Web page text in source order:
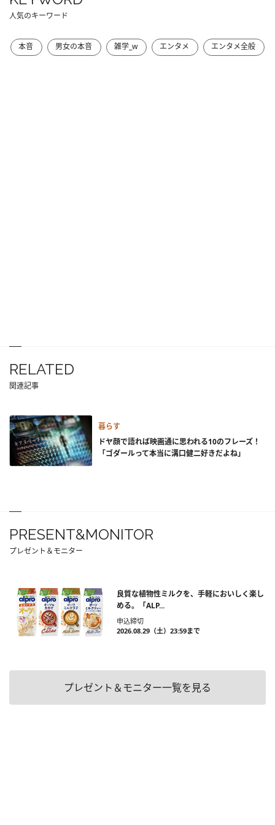
人気のキーワード
本音 男女の本音 雑学_w エンタメ エンタメ全般
RELATED
関連記事
暮らす
ドヤ顔で語れば映画通に思われる10のフレーズ！
「ゴダールって本当に溝口健二好きだよね」
PRESENT&MONITOR
プレゼント＆モニター
良質な植物性ミルクを、手軽においしく楽し
める。「ALP...
申込締切
2026.08.29（土）23:59まで
プレゼント＆モニター一覧を見る